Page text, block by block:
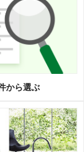
から選ぶ